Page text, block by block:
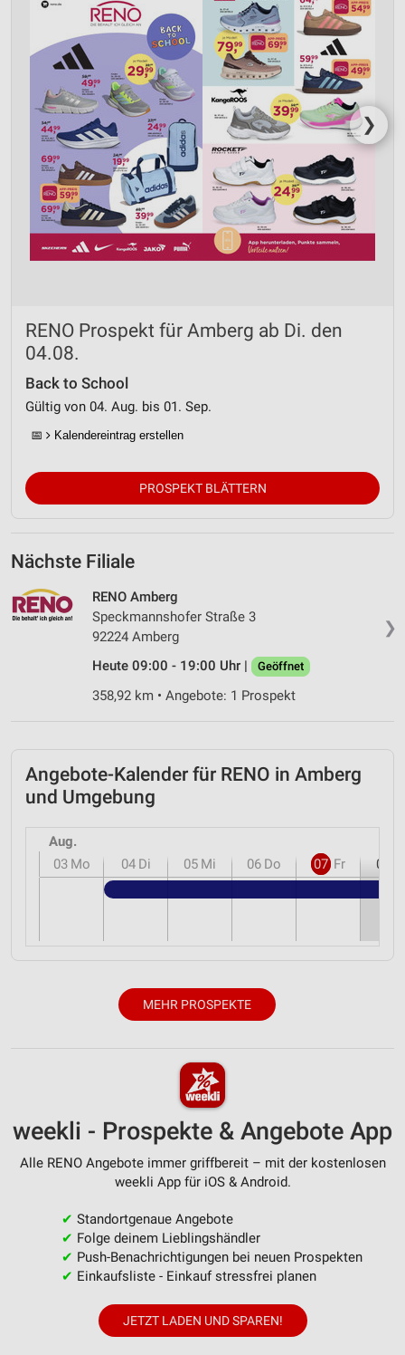
❯
RENO Prospekt für Amberg ab Di. den
04.08.
Back to School
Gültig von 04. Aug. bis 01. Sep.
📅 Kalendereintrag erstellen
PROSPEKT BLÄTTERN
Nächste Filiale
❯
RENO Amberg
Speckmannshofer Straße 3
92224 Amberg
Heute 09:00 - 19:00 Uhr |
Geöffnet
358,92 km • Angebote: 1 Prospekt
Angebote-Kalender für RENO in Amberg
und Umgebung
Aug.
03 Mo 04 Di 05 Mi 06 Do 07 Fr 08
MEHR PROSPEKTE
weekli - Prospekte & Angebote App
Alle RENO Angebote immer griffbereit – mit der kostenlosen
weekli App für iOS & Android.
✔ Standortgenaue Angebote
✔ Folge deinem Lieblingshändler
✔ Push-Benachrichtigungen bei neuen Prospekten
✔ Einkaufsliste - Einkauf stressfrei planen
JETZT LADEN UND SPAREN!